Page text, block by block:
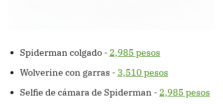
Spiderman colgado - 2,985 pesos
Wolverine con garras - 3,510 pesos
Selfie de cámara de Spiderman - 2,985 pesos